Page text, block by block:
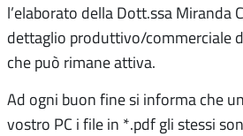
l’elaborato della Dott.ssa Miranda
dettaglio produttivo/commerciale
che può rimane attiva.
Ad ogni buon fine si informa che
vostro PC i file in *.pdf gli stessi